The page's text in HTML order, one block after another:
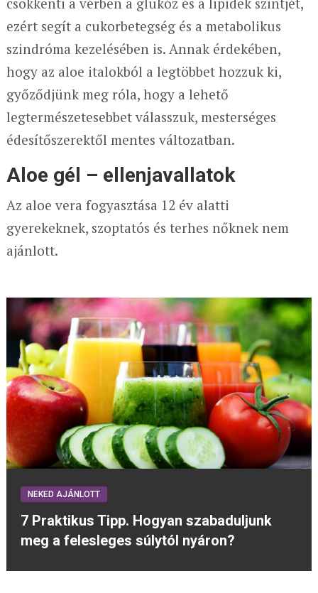
ezért segít a cukorbetegség és a metabolikus
szindróma kezelésében is. Annak érdekében,
hogy az aloe italokból a legtöbbet hozzuk ki,
győződjünk meg róla, hogy a lehető
legtermészetesebbet válasszuk, mesterséges
édesítőszerektől mentes változatban.
Aloe gél – ellenjavallatok
Az aloe vera fogyasztása 12 év alatti
gyerekeknek, szoptatós és terhes nőknek nem
ajánlott.
NEKED AJÁNLOTT
7 Praktikus Tipp. Hogyan szabaduljunk
meg a felesleges súlytól nyáron?